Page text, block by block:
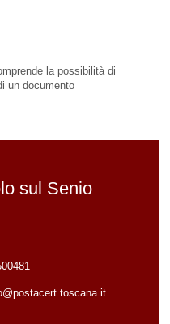
la possibilità di
un documento
sul Senio